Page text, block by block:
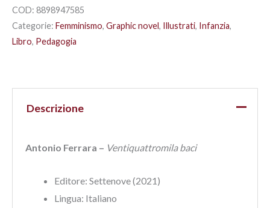
COD: 8898947585
Categorie: Femminismo, Graphic novel, Illustrati, Infanzia,
Libro, Pedagogia
Descrizione
Antonio Ferrara – Ventiquattromila baci
Editore: Settenove (2021)
Lingua:‎ Italiano